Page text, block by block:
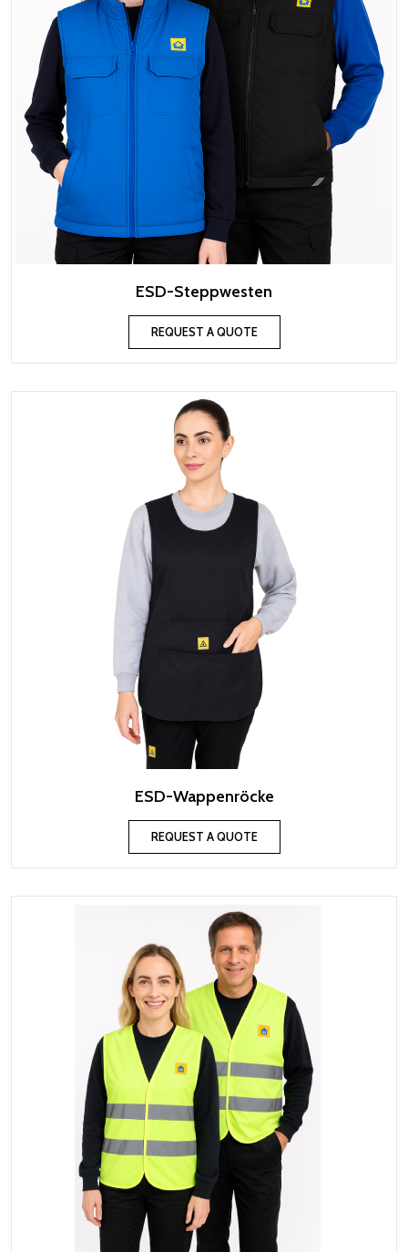
ESD-Steppwesten
REQUEST A QUOTE
ESD-Wappenröcke
REQUEST A QUOTE